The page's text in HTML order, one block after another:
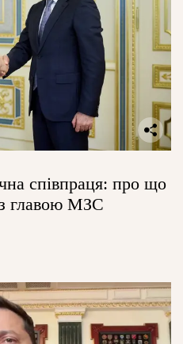
співпраця: про що
главою МЗС